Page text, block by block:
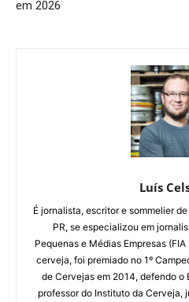
em 2026
Luís
É jornalista, escritor e sommelier
PR, se especializou em
Pequenas e Médias Empresas
cerveja, foi premiado no 1º
de Cervejas em 2014, defendo o
professor do Instituto da Cerveja,